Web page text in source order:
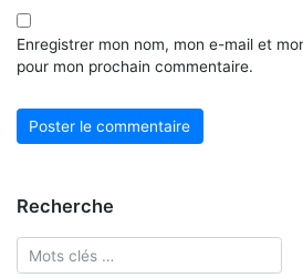
Enregistrer mon nom, mon e-mail et
pour mon prochain commentaire.
Recherche